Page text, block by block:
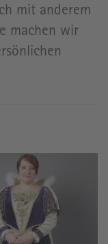
mit anderem
machen wir